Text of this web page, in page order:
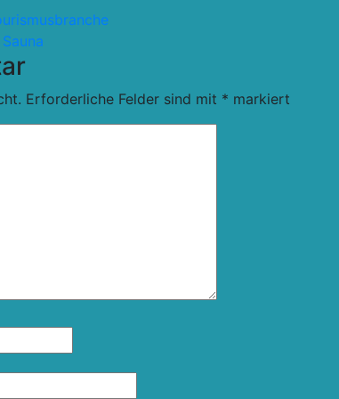
Erforderliche Felder sind mit * markiert